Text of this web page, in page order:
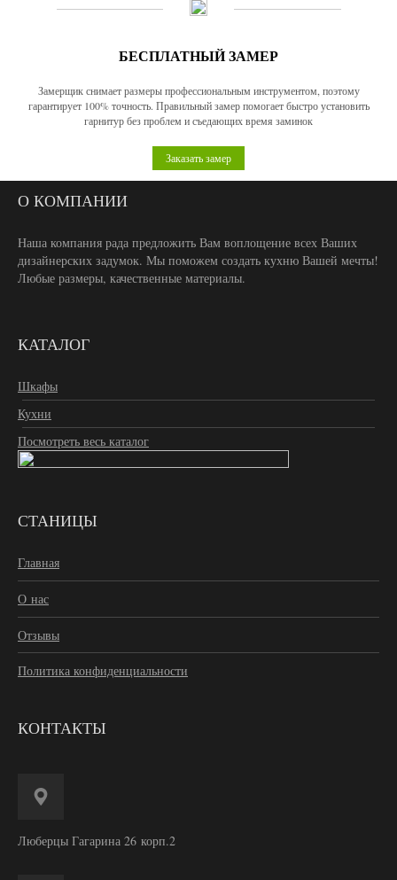
БЕСПЛАТНЫЙ ЗАМЕР
Замерщик снимает размеры профессиональным инструментом, поэтому
гарантирует 100% точность. Правильный замер помогает быстро установить
гарнитур без проблем и съедающих время заминок
Заказать замер
О КОМПАНИИ
Наша компания рада предложить Вам воплощение всех Ваших
дизайнерских задумок. Мы поможем создать кухню Вашей мечты!
Любые размеры, качественные материалы.
КАТАЛОГ
Шкафы
Кухни
Посмотреть весь каталог
СТАНИЦЫ
Главная
О нас
Отзывы
Политика конфиденциальности
КОНТАКТЫ
Люберцы Гагарина 26 корп.2